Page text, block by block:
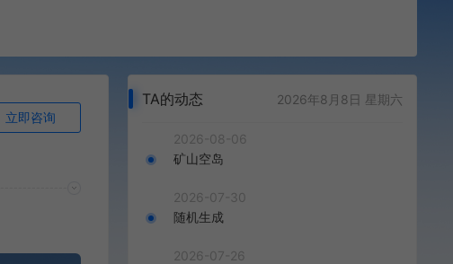
立即咨询
TA的动态 2026年8月8日 星期六
2026-08-06
矿山空岛
2026-07-30
随机生成
2026-07-26